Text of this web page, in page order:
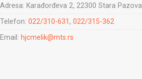
Adresa: Karađorđeva 2, 22300 Stara Pazova
Telefon: 022/310-631, 022/315-362
Email: hjcmelik@mts.rs